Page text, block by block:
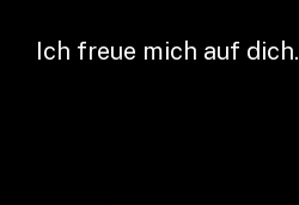
Ich freue mich auf dich.